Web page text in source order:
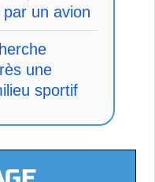
un avion
une
sportif